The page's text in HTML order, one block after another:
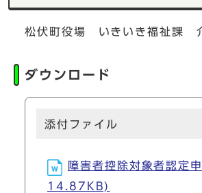
松伏町役場 いきいき福祉課
ダウンロード
添付ファイル
障害者控除対象者認定
14.87KB)